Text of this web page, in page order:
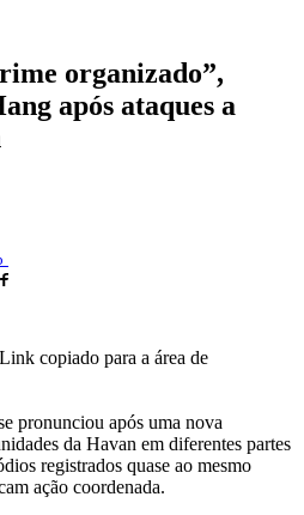
organizado”,
após ataques a
Link copiado para a área de
pronunciou após uma nova
da Havan em diferentes partes
registrados quase ao mesmo
ação coordenada.